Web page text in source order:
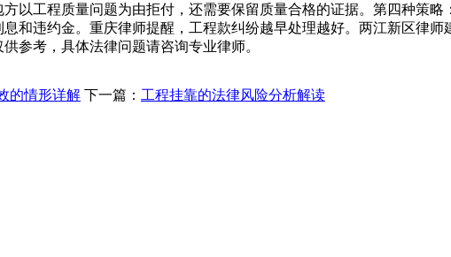
以工程质量问题为由拒付，还需要保留质量合格的证据。第四种策略
和违约金。重庆律师提醒，工程款纠纷越早处理越好。两江新区律师
参考，具体法律问题请咨询专业律师。
的情形详解 下一篇： 工程挂靠的法律风险分析解读